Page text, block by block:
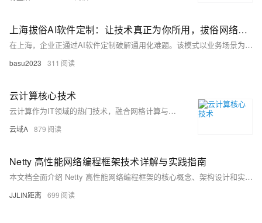
上海拔俗AI软件定制：让技术真正为你所用，拔俗网络这样做
在上海，企业正通过AI软件定制破解通用化难题。该模式以业务场景为核心，量身打造智能解决方案，涵盖场景化模型开发、模块化架构设计与数据闭环优化三大技术维度，推动技术与业务深度融合，助力企业实现高效、可持续的数字化转型。
basu2023 311
云计算核心技术
云计算作为IT领域的热门技术，融合网格计算与虚拟化，通过资源池和分布式存储提供高效计算与存储服务。其架构涵盖物理资源、资源池、管理中间件及SOA构建层，关键技术包括虚拟化、海量数据处理、资源调度、服务管理及云平台，旨在实现低成本、高可靠、可扩展的服务交付。
云域A 879
Netty 高性能网络编程框架技术详解与实践指南
本文档全面介绍 Netty 高性能网络编程框架的核心概念、架构设计和实践应用。作为 Java 领域最优秀的 NIO 框架之一，Netty 提供了异步事件驱动的网络应用程序框架，用于快速开发可维护的高性能协议服务器和客户端。本文将深入探讨其 Reactor 模型、ChannelPipeline、编解码器、内存管理等核心机制，帮助开发者构建高性能的网络应用系统。
JJLIN距离 699